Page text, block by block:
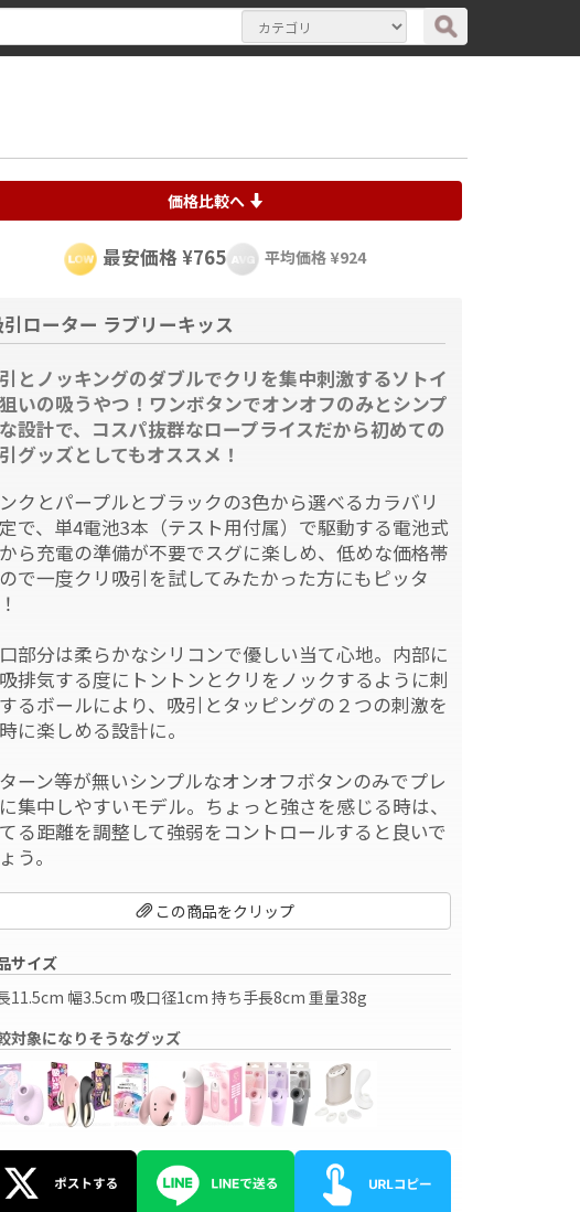
価格比較へ
最安価格 ¥765 平均価格 ¥924
引ローター ラブリーキッス
とノッキングのダブルでクリを集中刺激するソトイ
いの吸うやつ！ワンボタンでオンオフのみとシンプ
設計で、コスパ抜群なロープライスだから初めての
グッズとしてもオススメ！
クとパープルとブラックの3色から選べるカラバリ
で、単4電池3本（テスト用付属）で駆動する電池式
ら充電の準備が不要でスグに楽しめ、低めな価格帯
で一度クリ吸引を試してみたかった方にもピッタ
部分は柔らかなシリコンで優しい当て心地。内部に
排気する度にトントンとクリをノックするように刺
るボールにより、吸引とタッピングの２つの刺激を
に楽しめる設計に。
ーン等が無いシンプルなオンオフボタンのみでプレ
集中しやすいモデル。ちょっと強さを感じる時は、
る距離を調整して強弱をコントロールすると良いで
う。
この商品をクリップ
サイズ
11.5cm 幅3.5cm 吸口径1cm 持ち手長8cm 重量38g
対象になりそうなグッズ